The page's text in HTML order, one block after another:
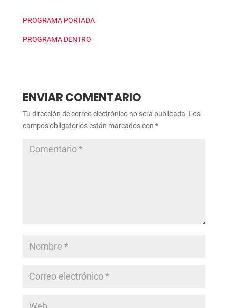
PROGRAMA PORTADA
PROGRAMA DENTRO
ENVIAR COMENTARIO
Tu dirección de correo electrónico no será publicada. Los
campos obligatorios están marcados con *